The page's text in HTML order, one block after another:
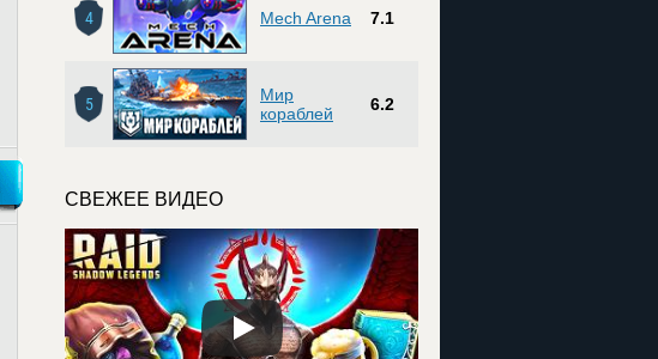
4 Mech Arena 7.1
5
Мир
кораблей
6.2
СВЕЖЕЕ ВИДЕО